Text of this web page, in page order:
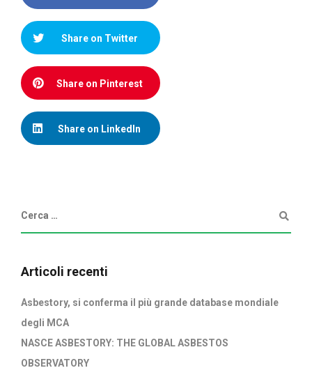
Share on Twitter
Share on Pinterest
Share on LinkedIn
Articoli recenti
Asbestory, si conferma il più grande database mondiale
degli MCA
NASCE ASBESTORY: THE GLOBAL ASBESTOS
OBSERVATORY